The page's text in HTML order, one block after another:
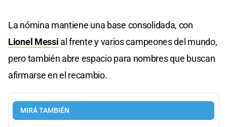
La nómina mantiene una base consolidada, con
Lionel Messi al frente y varios campeones del mundo,
pero también abre espacio para nombres que buscan
afirmarse en el recambio.
MIRÁ TAMBIÉN